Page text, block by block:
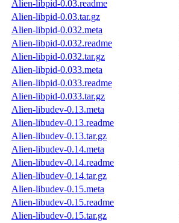
Alien-libpid-0.03.readme
Alien-libpid-0.03.tar.gz
Alien-libpid-0.032.meta
Alien-libpid-0.032.readme
Alien-libpid-0.032.tar.gz
Alien-libpid-0.033.meta
Alien-libpid-0.033.readme
Alien-libpid-0.033.tar.gz
Alien-libudev-0.13.meta
Alien-libudev-0.13.readme
Alien-libudev-0.13.tar.gz
Alien-libudev-0.14.meta
Alien-libudev-0.14.readme
Alien-libudev-0.14.tar.gz
Alien-libudev-0.15.meta
Alien-libudev-0.15.readme
Alien-libudev-0.15.tar.gz